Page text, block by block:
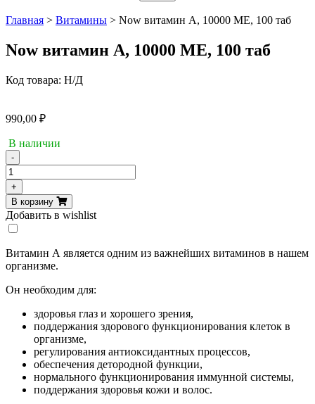
Главная > Витамины > Now витамин А, 10000 МЕ, 100 таб
Now витамин А, 10000 МЕ, 100 таб
Код товара: Н/Д
990,00 ₽
В наличии
-
Количество
товара
Now
витамин
А,
10000
100
таб
+
В корзину
Добавить в wishlist
Витамин А является одним из важнейших витаминов в нашем
организме.
Он необходим для:
здоровья глаз и хорошего зрения,
поддержания здорового функционирования клеток в
организме,
регулирования антиоксидантных процессов,
обеспечения детородной функции,
нормального функционирования иммунной системы,
поддержания здоровья кожи и волос.